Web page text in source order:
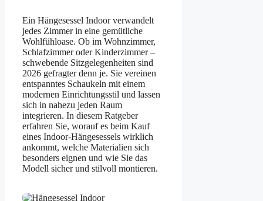
Ein Hängesessel Indoor verwandelt
jedes Zimmer in eine gemütliche
Wohlfühloase. Ob im Wohnzimmer,
Schlafzimmer oder Kinderzimmer –
schwebende Sitzgelegenheiten sind
2026 gefragter denn je. Sie vereinen
entspanntes Schaukeln mit einem
modernen Einrichtungsstil und lassen
sich in nahezu jeden Raum
integrieren. In diesem Ratgeber
erfahren Sie, worauf es beim Kauf
eines Indoor-Hängesessels wirklich
ankommt, welche Materialien sich
besonders eignen und wie Sie das
Modell sicher und stilvoll montieren.